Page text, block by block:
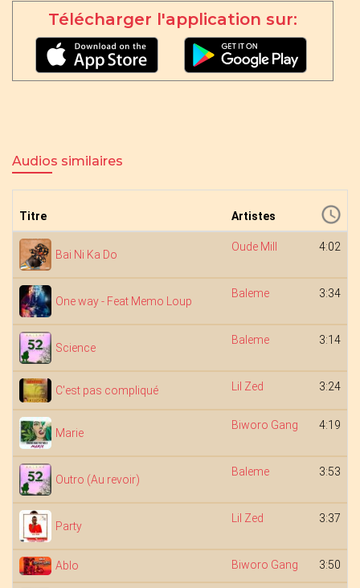
Télécharger l'application sur:
Audios similaires
Titre Artistes
Bai Ni Ka Do
Oude Mill 4:02
One way - Feat Memo Loup
Baleme 3:34
Science
Baleme 3:14
C'est pas compliqué Lil Zed 3:24
Marie
Biworo Gang 4:19
Outro (Au revoir)
Baleme 3:53
Party
Lil Zed 3:37
Ablo Biworo Gang 3:50